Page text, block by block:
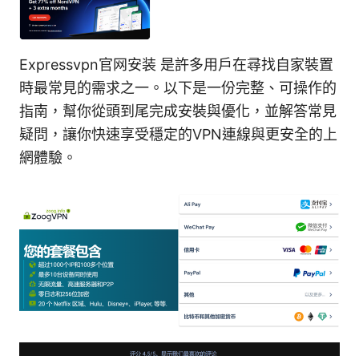
Expressvpn官网安装 是許多用戶在尋找自家裝置
時最常見的需求之一。以下是一份完整、可操作的
指南，幫你從頭到尾完成安裝與優化，並解答常見
疑問，讓你快速享受穩定的VPN連線與更安全的上
網體驗。